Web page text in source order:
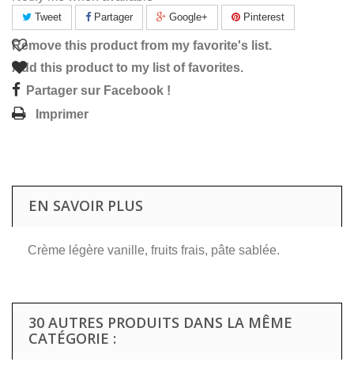
Tweet Partager Google+ Pinterest
Remove this product from my favorite's list.
Add this product to my list of favorites.
Partager sur Facebook !
Imprimer
EN SAVOIR PLUS
Crème légère vanille, fruits frais, pâte sablée.
30 AUTRES PRODUITS DANS LA MÊME
CATÉGORIE :